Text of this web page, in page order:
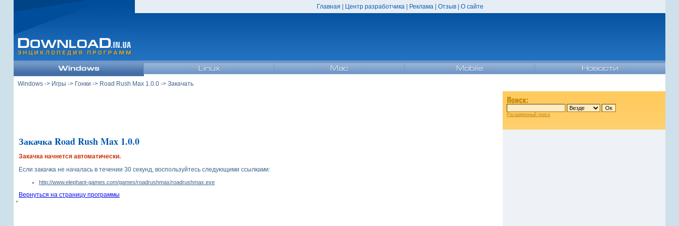
Главная Центр разработчика| Реклама| Отзыв| О сайте
Windows -> Игры -> Гонки -> Road Rush Max 1.0.0 -> Закачать
Расширенный поиск
Закачка Road Rush Max 1.0.0
Закачка начнется автоматически.
Если закачка не началась в течении 30 секунд, воспользуйтесь следующими ссылками:
http://www.elephant-games.com/games/roadrushmax/roadrushmax.exe
Вернуться на страницу программы